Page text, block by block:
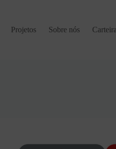
Projetos Sobre nós Carteira